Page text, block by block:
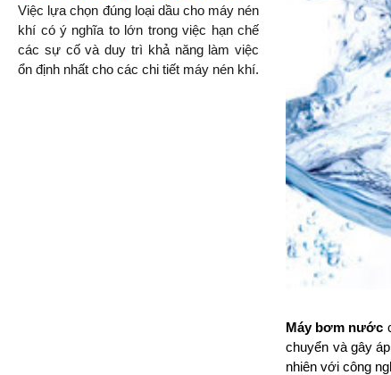
Việc lựa chọn đúng loại dầu cho máy nén
khí có ý nghĩa to lớn trong việc hạn chế
các sự cố và duy trì khả năng làm việc
ổn định nhất cho các chi tiết máy nén khí.
Máy bơm nước
chuyển và gây
nhiên với công